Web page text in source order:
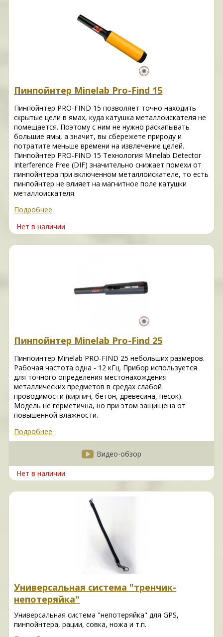
Пинпойнтер Minelab Pro-Find 15
Пинпойнтер PRO-FIND 15 позволяет точно находить
скрытые цели в ямах, куда катушка металлоискателя не
помещается. Поэтому с ним не нужно раскапывать
большие ямы, а значит, вы сбережете природу и
потратите меньше времени на извлечение целей.
Пинпойнтер PRO-FIND 15 Технология Minelab Detector
Interference Free (DIF) значительно снижает помехи от
пинпойнтера при включенном металлоискателе, то есть
пинпойнтер не влияет на магнитное поле катушки
металлоискателя.
Подробнее
Нет в наличии
Пинпойнтер Minelab Pro-Find 25
Пинпоинтер Minelab PRO-FIND 25 небольших размеров.
Рабочая частота одна - 12 кГц. Прибор используется
для точного определения местонахождения
металлических предметов в средах слабой
проводимости (кирпич, бетон, древесина, песок).
Модель не герметична, но при этом защищена от
повышенной влажности.
Подробнее
Видео-обзор
Нет в наличии
Универсальная система "тренчик-
непотеряйка"
Универсальная система "непотеряйка" для GPS,
пинпойнтера, рации, совка, ножа и т.п.